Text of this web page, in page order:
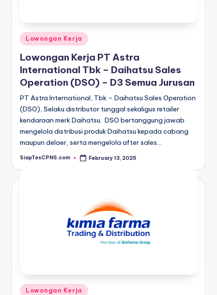
Posted
Lowongan Kerja
Lowongan Kerja PT Astra
International Tbk – Daihatsu Sales
Operation (DSO) – D3 Semua Jurusan
PT Astra International, Tbk – Daihatsu Sales Operation
(DSO), Selaku distributor tunggal sekaligus retailer
kendaraan merk Daihatsu. DSO bertanggung jawab
mengelola distribusi produk Daihatsu kepada cabang
maupun delaer, serta mengelola after sales…
Posted
SiapTesCPNS.com February 13, 2025
Posted
Lowongan Kerja